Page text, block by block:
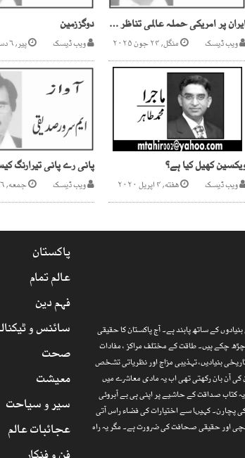
ایران پر امریکی حملہ عالمی تناظر میں
ویب ڈیسک منگل, ۲۴ جون ۲۰۲۵
دوگززمین
ویب ڈیسک پیر, ۶ دسمبر ۲۰۲۱
کھیل کیا ہے؟
ویب ڈیسک هفته, ۴ اپریل ۲۰۲۰
پانی رے پانی تیرارنگ
ویب ڈیسک جمعه, ۶ نومبر ۲۰۲۰
کے ساتھ پابند ہے۔ آج پاکستان کا حقیقی
چکے ہیں۔ طاقت کے مختلف مراکز ، مفادات
بنیادیں، تہذیبی مزاج اور نظریاتی تشخص
آن بان رکھتی تھی اب یہ مادی معاشرے میں
کتاب صداقت کے حاشیے پر اپنی ہی بے آبروئی
پچارن۔ کہیںا سے اختیارات کی فضاء راس آتی
اور حقیقی صحافت کی ضرورت ہے۔ مگر یہ راہ
پاکستان
عالم تمام
فہم دین
سائنس و
صحت
معیشت
سیر و سیاحت
عجائبات عالم